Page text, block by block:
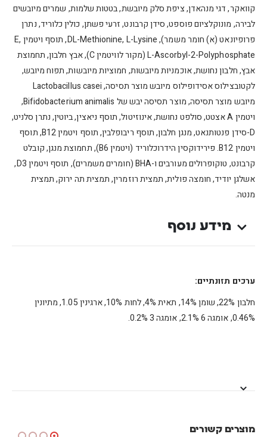
קוואקר, דגי מנהאדן, ציפת סלק מיובשת, בטטות שלמות, שמרים מיובשים
לבירה, מונוקלציום פוספט, סידן קרבונט, זרעי פשתן, כולין כלוריד, נתרן
פרופיונאט (א) חומר משמר), DL-Methionine, L-Lysine, תוסף ויטמין E,
L-Ascorbyl-2-Polyphosphate (מקור לוויטמין C), אבץ חלבון, תחמוצת
אבץ, חלבון נחושת, אוכמניות מיובשות, חמוציות מיובשות, תפוח מיובש,
לקטובצילוס אסידופילוס מיובש מוצר תסיסה, Lactobacillus casei
מיובש מוצר תסיסה, מוצר תסיסה יבש של Bifidobacterium animalis,
ויטמין A אצטט, סולפט נחושת, אינוזיטול, תוסף ניאצין, ביוטין, נתרן סלניט,
D-סידן פנטותנאט, מנגן חלבון, תוסף ריבופלבין, תוסף ויטמין B12, תוסף
ויטמין B12. פירידוקסין הידרוכלוריד (ויטמין B6), תחמוצת מנגן, קובלט
קרבונט, טוקופרולים מעורבים ו-BHA (חומרים משמרים), תוסף ויטמין D3,
אשלגן יודיד, חומצה פולית, תמצית רוזמרין, תמצית תה ירוק, תמצית
מנטה.
מידע נוסף
ערכים תזונתיים:
חלבון 22%, שומן 14%, תאית 4%, לחות 10%, ארגינין 1.05, מתיונין
0.46%, אומגה 6 2.1%, אומגה 3 0.2%.
מוצרים קשורים